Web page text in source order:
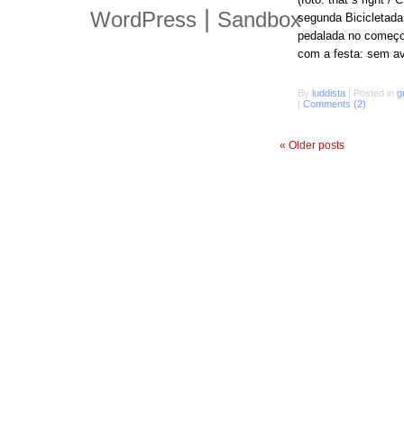
segunda
pedalada no
com a festa: sem
By luddista | Posted in
| Comments (2)
« Older posts
WordPress Sandbox